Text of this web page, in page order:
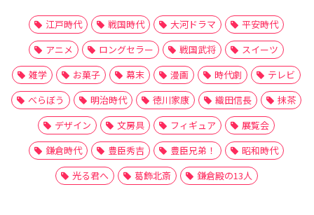
江戸時代 戦国時代 大河ドラマ
平安時代
アニメ
ロングセラー 戦国武将
スイーツ
雑学
お菓子 幕末 漫画 時代劇
テレビ
べらぼう
明治時代 徳川家康 織田信長
抹茶
デザイン
文房具 フィギュア
展覧会
鎌倉時代
豊臣秀吉 豊臣兄弟！
昭和時代
光る君へ
葛飾北斎 鎌倉殿の13人